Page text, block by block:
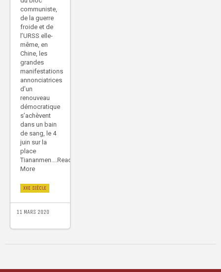
communiste,
de la guerre
froide et de
l’URSS elle-
même, en
Chine, les
grandes
manifestations
annonciatrices
d’un
renouveau
démocratique
s’achèvent
dans un bain
de sang, le 4
juin sur la
place
Tiananmen....Read
More
XXE SIÈCLE
11 MARS 2020